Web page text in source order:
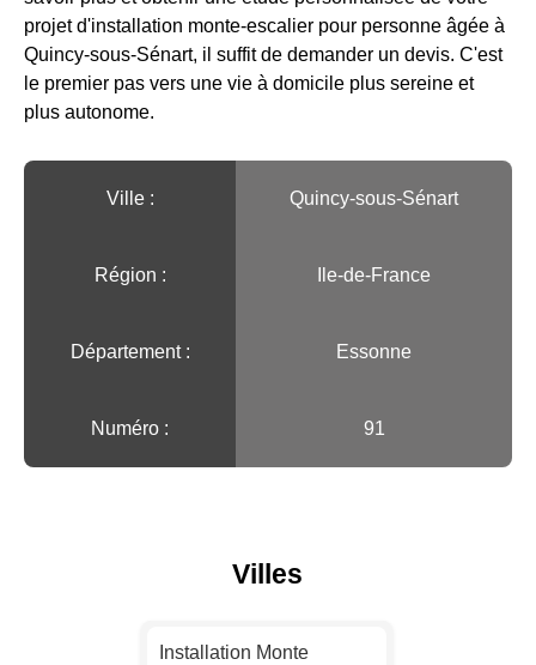
projet d'installation monte-escalier pour personne âgée à
Quincy-sous-Sénart, il suffit de demander un devis. C'est
le premier pas vers une vie à domicile plus sereine et
plus autonome.
Ville :️ Quincy-sous-Sénart
Région :️ Ile-de-France
Département : Essonne
Numéro : 91
Villes
Installation Monte